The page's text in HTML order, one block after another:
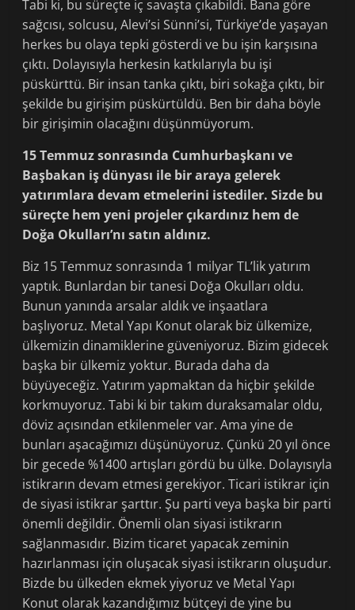
Tabi ki, bu süreçte iç savaşta çıkabildi. Bana göre
sağcısı, solcusu, Alevi’si Sünni’si, Türkiye’de yaşayan
herkes bu olaya tepki gösterdi ve bu işin karşısına
çıktı. Dolayısıyla herkesin katkılarıyla bu işi
püskürttü. Bir insan tanka çıktı, biri sokağa çıktı, bir
şekilde bu girişim püskürtüldü. Ben bir daha böyle
bir girişimin olacağını düşünmüyorum.
15 Temmuz sonrasında Cumhurbaşkanı ve
Başbakan iş dünyası ile bir araya gelerek
yatırımlara devam etmelerini istediler. Sizde bu
süreçte hem yeni projeler çıkardınız hem de
Doğa Okulları’nı satın aldınız.
Biz 15 Temmuz sonrasında 1 milyar TL’lik yatırım
yaptık. Bunlardan bir tanesi Doğa Okulları oldu.
Bunun yanında arsalar aldık ve inşaatlara
başlıyoruz. Metal Yapı Konut olarak biz ülkemize,
ülkemizin dinamiklerine güveniyoruz. Bizim gidecek
başka bir ülkemiz yoktur. Burada daha da
büyüyeceğiz. Yatırım yapmaktan da hiçbir şekilde
korkmuyoruz. Tabi ki bir takım duraksamalar oldu,
döviz açısından etkilenmeler var. Ama yine de
bunları aşacağımızı düşünüyoruz. Çünkü 20 yıl önce
bir gecede %1400 artışları gördü bu ülke. Dolayısıyla
istikrarın devam etmesi gerekiyor. Ticari istikrar için
de siyasi istikrar şarttır. Şu parti veya başka bir parti
önemli değildir. Önemli olan siyasi istikrarın
sağlanmasıdır. Bizim ticaret yapacak zeminin
hazırlanması için oluşacak siyasi istikrarın oluşudur.
Bizde bu ülkeden ekmek yiyoruz ve Metal Yapı
Konut olarak kazandığımız bütçeyi de yine bu